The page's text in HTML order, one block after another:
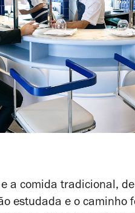
a comida tradicional,
estudada e o caminho